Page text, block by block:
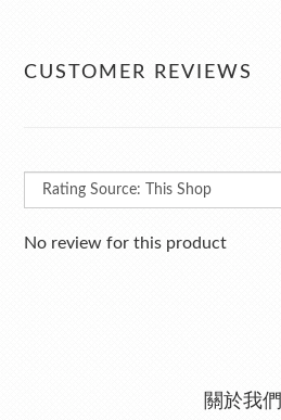
CUSTOMER REVIEWS
No review for this product
關於我們